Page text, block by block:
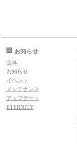
お知らせ
全体
お知らせ
イベント
メンテナンス
アップデート
ETERNITY